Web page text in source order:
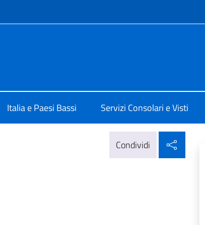
Italia e Paesi Bassi Servizi Consolari e Visti
Condividi